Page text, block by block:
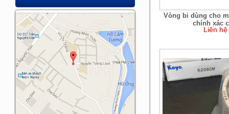
Vòng bi dùng cho
chính xác
Liên hệ